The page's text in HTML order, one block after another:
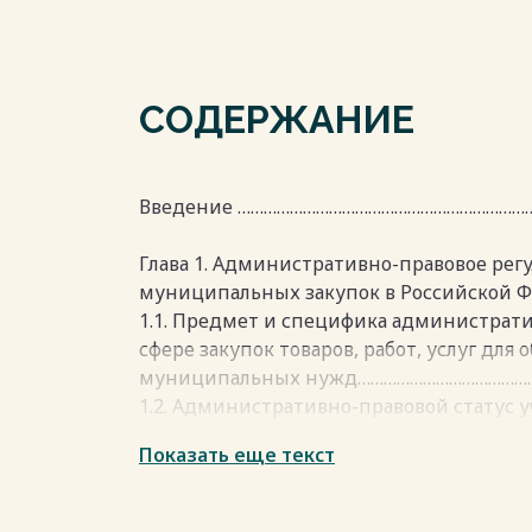
СОДЕРЖАНИЕ
Введение
Глава 1. Административно-правовое
муниципальных закупок в
1.1. Предмет и специфика
сфере закупок товаров, работ, услуг
муниципальных
1.2. Административно-правовой статус
обеспечения государственных и
Показать еще текст